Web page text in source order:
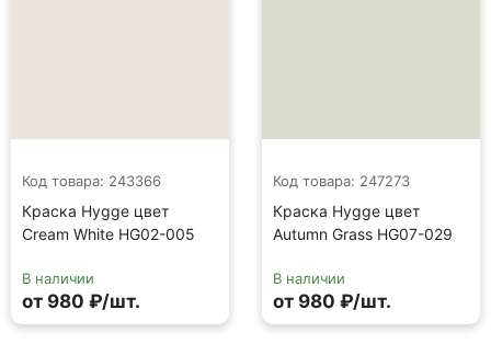
Код товара: 243366
Краска Hygge цвет
Cream White HG02-005
В наличии
от 980 ₽/шт.
Код товара: 247273
Краска Hygge цвет
Autumn Grass HG07-029
В наличии
от 980 ₽/шт.